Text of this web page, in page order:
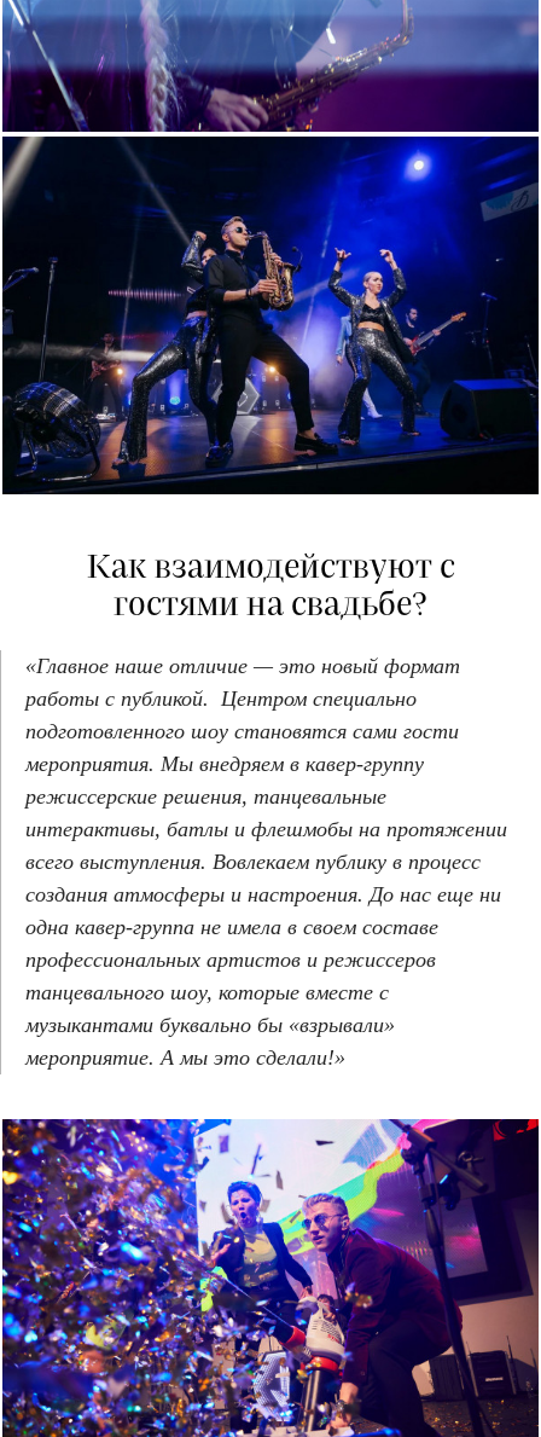
Как взаимодействуют с
гостями на свадьбе?
«Главное наше отличие — это новый формат
работы с публикой. Центром специально
подготовленного шоу становятся сами гости
мероприятия. Мы внедряем в кавер-группу
режиссерские решения, танцевальные
интерактивы, батлы и флешмобы на протяжении
всего выступления. Вовлекаем публику в процесс
создания атмосферы и настроения. До нас еще ни
одна кавер-группа не имела в своем составе
профессиональных артистов и режиссеров
танцевального шоу, которые вместе с
музыкантами буквально бы «взрывали»
мероприятие. А мы это сделали!»